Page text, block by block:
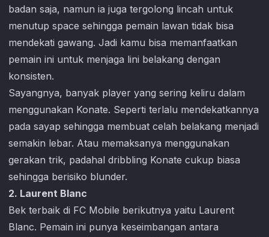
badan saja, namun ia juga tergolong lincah untuk
menutup space sehingga pemain lawan tidak bisa
mendekati gawang. Jadi kamu bisa memanfaatkan
pemain ini untuk menjaga lini belakang dengan
konsisten.
Sayangnya, banyak player yang sering keliru dalam
menggunakan Konate. Seperti terlalu mendekatkannya
pada sayap sehingga membuat celah belakang menjadi
semakin lebar. Atau memaksanya menggunakan
gerakan trik, padahal dribbling Konate cukup biasa
sehingga berisiko blunder.
2. Laurent Blanc
Bek terbaik di FC Mobile berikutnya yaitu Laurent
Blanc. Pemain ini punya keseimbangan antara